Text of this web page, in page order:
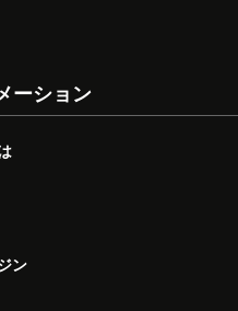
ーション
ン